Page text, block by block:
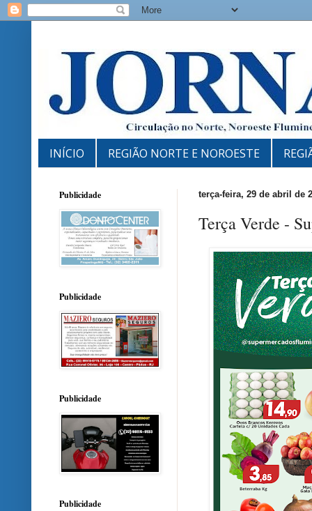
INÍCIO REGIÃO NORTE E NOROESTE
terça-feira, 29 de abril de
Terça Verde -
Publicidade
Publicidade
Publicidade
Publicidade